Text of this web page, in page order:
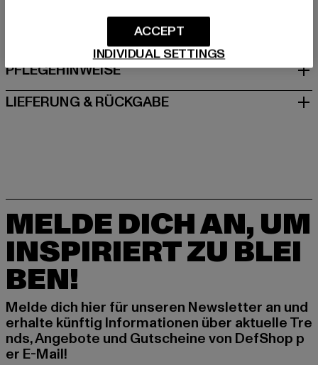
GRÖSSE & PASSFORM
PFLEGEHINWEISE
LIEFERUNG & RÜCKGABE
MELDE DICH AN, UM
INSPIRIERT ZU BLEI
BEN!
Melde dich hier für unseren Newsletter an und
erhalte künftig Informationen über aktuelle Tre
nds, Angebote und Gutscheine von DefShop p
er E-Mail!
INDIVIDUAL SETTINGS
ACCEPT